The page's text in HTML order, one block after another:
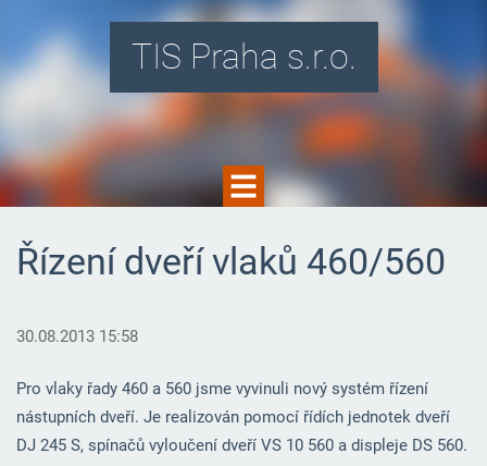
TIS Praha s.r.o.
Řízení dveří vlaků 460/560
30.08.2013 15:58
Pro vlaky řady 460 a 560 jsme vyvinuli nový systém řízení
nástupních dveří. Je realizován pomocí řídích jednotek dveří
DJ 245 S, spínačů vyloučení dveří VS 10 560 a displeje DS 560.